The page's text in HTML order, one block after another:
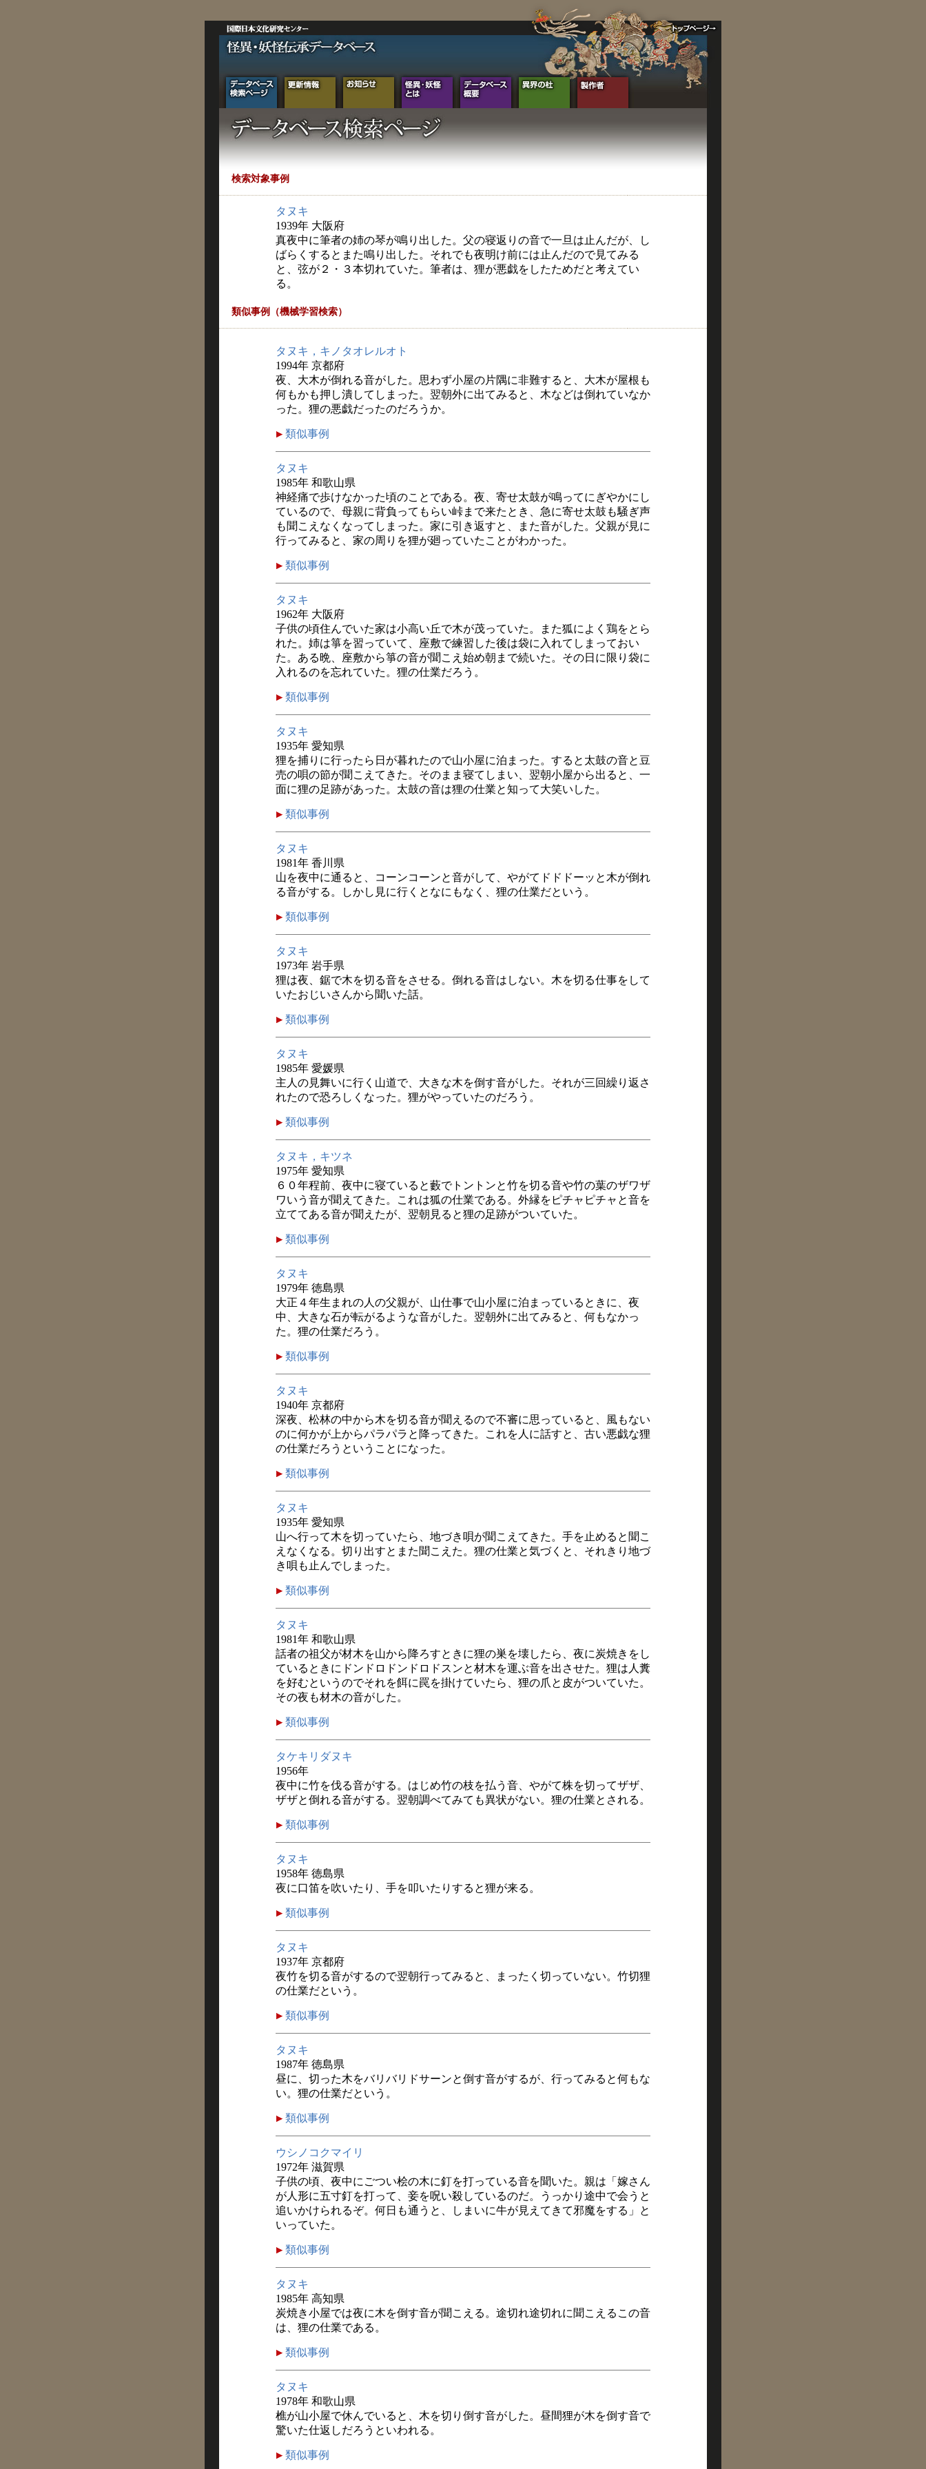
検索対象事例
タヌキ
1939年 大阪府
真夜中に筆者の姉の琴が鳴り出した。父の寝返りの音で一旦は止んだが、し
ばらくするとまた鳴り出した。それでも夜明け前には止んだので見てみる
と、弦が２・３本切れていた。筆者は、狸が悪戯をしたためだと考えてい
る。
類似事例（機械学習検索）
タヌキ，キノタオレルオト
1994年 京都府
夜、大木が倒れる音がした。思わず小屋の片隅に非難すると、大木が屋根も
何もかも押し潰してしまった。翌朝外に出てみると、木などは倒れていなか
った。狸の悪戯だったのだろうか。
類似事例
タヌキ
1985年 和歌山県
神経痛で歩けなかった頃のことである。夜、寄せ太鼓が鳴ってにぎやかにし
ているので、母親に背負ってもらい峠まで来たとき、急に寄せ太鼓も騒ぎ声
も聞こえなくなってしまった。家に引き返すと、また音がした。父親が見に
行ってみると、家の周りを狸が廻っていたことがわかった。
類似事例
タヌキ
1962年 大阪府
子供の頃住んでいた家は小高い丘で木が茂っていた。また狐によく鶏をとら
れた。姉は箏を習っていて、座敷で練習した後は袋に入れてしまっておい
た。ある晩、座敷から箏の音が聞こえ始め朝まで続いた。その日に限り袋に
入れるのを忘れていた。狸の仕業だろう。
類似事例
タヌキ
1935年 愛知県
狸を捕りに行ったら日が暮れたので山小屋に泊まった。すると太鼓の音と豆
売の唄の節が聞こえてきた。そのまま寝てしまい、翌朝小屋から出ると、一
面に狸の足跡があった。太鼓の音は狸の仕業と知って大笑いした。
類似事例
タヌキ
1981年 香川県
山を夜中に通ると、コーンコーンと音がして、やがてドドドーッと木が倒れ
る音がする。しかし見に行くとなにもなく、狸の仕業だという。
類似事例
タヌキ
1973年 岩手県
狸は夜、鋸で木を切る音をさせる。倒れる音はしない。木を切る仕事をして
いたおじいさんから聞いた話。
類似事例
タヌキ
1985年 愛媛県
主人の見舞いに行く山道で、大きな木を倒す音がした。それが三回繰り返さ
れたので恐ろしくなった。狸がやっていたのだろう。
類似事例
タヌキ，キツネ
1975年 愛知県
６０年程前、夜中に寝ていると藪でトントンと竹を切る音や竹の葉のザワザ
ワいう音が聞えてきた。これは狐の仕業である。外縁をピチャピチャと音を
立ててある音が聞えたが、翌朝見ると狸の足跡がついていた。
類似事例
タヌキ
1979年 徳島県
大正４年生まれの人の父親が、山仕事で山小屋に泊まっているときに、夜
中、大きな石が転がるような音がした。翌朝外に出てみると、何もなかっ
た。狸の仕業だろう。
類似事例
タヌキ
1940年 京都府
深夜、松林の中から木を切る音が聞えるので不審に思っていると、風もない
のに何かが上からパラパラと降ってきた。これを人に話すと、古い悪戯な狸
の仕業だろうということになった。
類似事例
タヌキ
1935年 愛知県
山へ行って木を切っていたら、地づき唄が聞こえてきた。手を止めると聞こ
えなくなる。切り出すとまた聞こえた。狸の仕業と気づくと、それきり地づ
き唄も止んでしまった。
類似事例
タヌキ
1981年 和歌山県
話者の祖父が材木を山から降ろすときに狸の巣を壊したら、夜に炭焼きをし
ているときにドンドロドンドロドスンと材木を運ぶ音を出させた。狸は人糞
を好むというのでそれを餌に罠を掛けていたら、狸の爪と皮がついていた。
その夜も材木の音がした。
類似事例
タケキリダヌキ
1956年
夜中に竹を伐る音がする。はじめ竹の枝を払う音、やがて株を切ってザザ、
ザザと倒れる音がする。翌朝調べてみても異状がない。狸の仕業とされる。
類似事例
タヌキ
1958年 徳島県
夜に口笛を吹いたり、手を叩いたりすると狸が来る。
類似事例
タヌキ
1937年 京都府
夜竹を切る音がするので翌朝行ってみると、まったく切っていない。竹切狸
の仕業だという。
類似事例
タヌキ
1987年 徳島県
昼に、切った木をバリバリドサーンと倒す音がするが、行ってみると何もな
い。狸の仕業だという。
類似事例
ウシノコクマイリ
1972年 滋賀県
子供の頃、夜中にごつい桧の木に釘を打っている音を聞いた。親は「嫁さん
が人形に五寸釘を打って、妾を呪い殺しているのだ。うっかり途中で会うと
追いかけられるぞ。何日も通うと、しまいに牛が見えてきて邪魔をする」と
いっていた。
類似事例
タヌキ
1985年 高知県
炭焼き小屋では夜に木を倒す音が聞こえる。途切れ途切れに聞こえるこの音
は、狸の仕業である。
類似事例
タヌキ
1978年 和歌山県
樵が山小屋で休んでいると、木を切り倒す音がした。昼間狸が木を倒す音で
驚いた仕返しだろうといわれる。
類似事例